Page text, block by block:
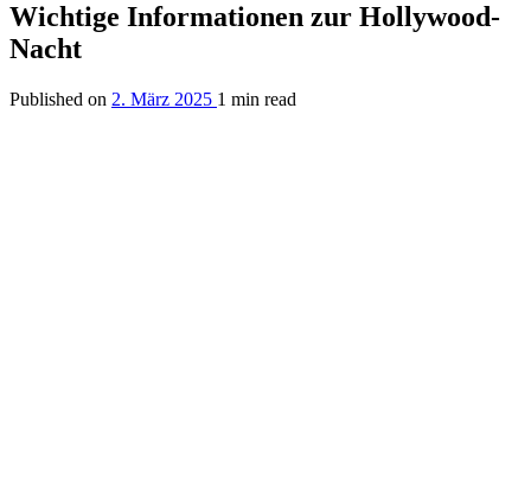
Wichtige Informationen zur Hollywood-
Nacht
Published on 2. März 2025 1 min read